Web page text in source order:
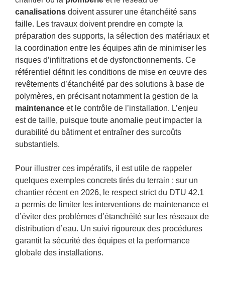
canalisations doivent assurer une étanchéité sans
faille. Les travaux doivent prendre en compte la
préparation des supports, la sélection des matériaux et
la coordination entre les équipes afin de minimiser les
risques d’infiltrations et de dysfonctionnements. Ce
référentiel définit les conditions de mise en œuvre des
revêtements d’étanchéité par des solutions à base de
polymères, en précisant notamment la gestion de la
maintenance et le contrôle de l’installation. L’enjeu
est de taille, puisque toute anomalie peut impacter la
durabilité du bâtiment et entraîner des surcoûts
substantiels.
Pour illustrer ces impératifs, il est utile de rappeler
quelques exemples concrets tirés du terrain : sur un
chantier récent en 2026, le respect strict du DTU 42.1
a permis de limiter les interventions de maintenance et
d’éviter des problèmes d’étanchéité sur les réseaux de
distribution d’eau. Un suivi rigoureux des procédures
garantit la sécurité des équipes et la performance
globale des installations.